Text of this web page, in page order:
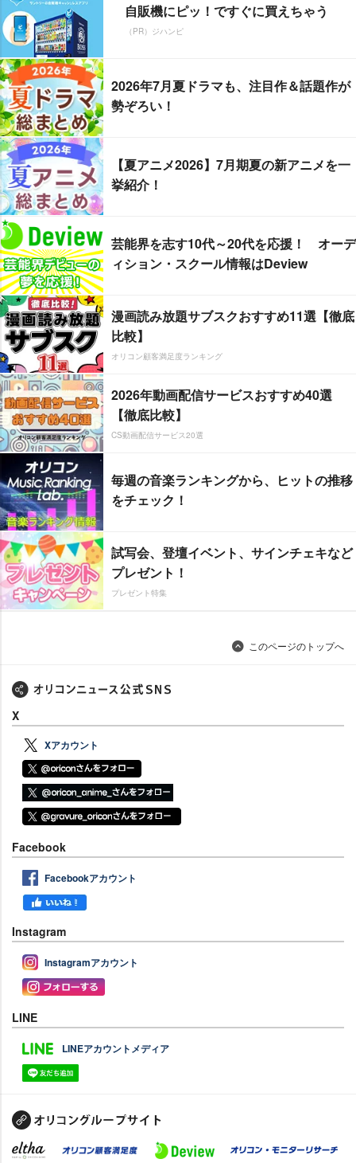
自販機にピッ！ですぐに買えちゃう
（PR）ジハンピ
2026年7月夏ドラマも、注目作＆話題作が
勢ぞろい！
【夏アニメ2026】7月期夏の新アニメを一
挙紹介！
芸能界を志す10代～20代を応援！ オーデ
ィション・スクール情報はDeview
漫画読み放題サブスクおすすめ11選【徹底
比較】
オリコン顧客満足度ランキング
2026年動画配信サービスおすすめ40選
【徹底比較】
CS動画配信サービス20選
毎週の音楽ランキングから、ヒットの推移
をチェック！
試写会、登壇イベント、サインチェキなど
プレゼント！
プレゼント特集
このページのトップへ
X
Xアカウント
Facebook
Facebookアカウント
Instagram
Instagramアカウント
LINE
LINEアカウントメディア